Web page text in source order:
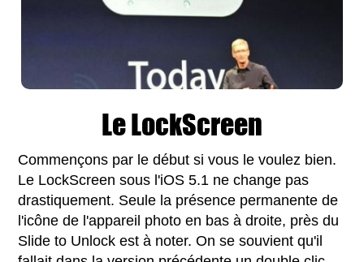
Le LockScreen
Commençons par le début si vous le voulez bien.
Le LockScreen sous l'iOS 5.1 ne change pas
drastiquement. Seule la présence permanente de
l'icône de l'appareil photo en bas à droite, près du
Slide to Unlock est à noter. On se souvient qu'il